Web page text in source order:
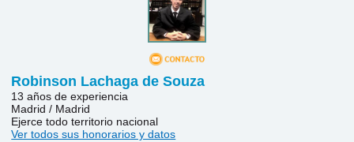
Robinson Lachaga de Souza
13 años de experiencia
Madrid / Madrid
Ejerce todo territorio nacional
Ver todos sus honorarios y datos